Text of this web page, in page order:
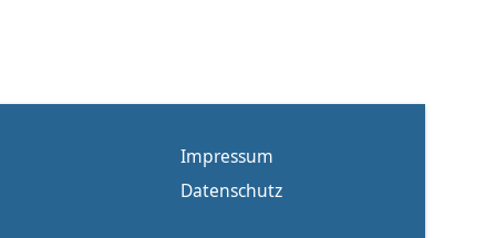
Impressum
Datenschutz